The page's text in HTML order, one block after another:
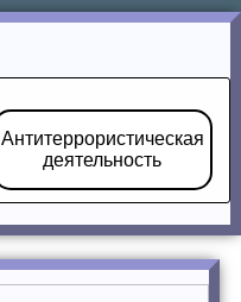
Антитеррористическая
деятельность